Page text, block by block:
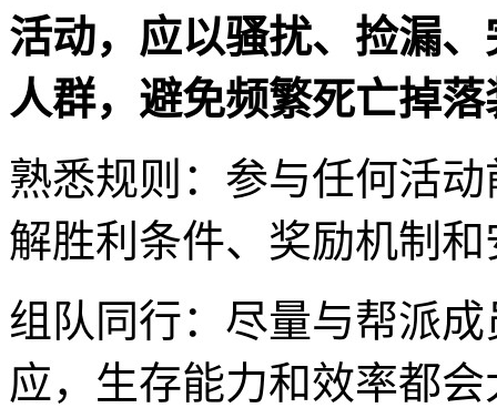
活动，应以骚扰、捡漏
人群，避免频繁死亡掉
熟悉规则：参与任何活
解胜利条件、奖励机制
组队同行：尽量与帮派
应，生存能力和效率都